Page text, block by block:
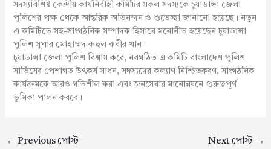
সদস্যবিশিষ্ট কেন্দ্রীয় কার্যনির্বাহী কমিটির সকল সদস্যকে চুয়াডাঙ্গা জেলা
পুলিশের পক্ষ থেকে আন্তরিক অভিনন্দন ও শুভেচ্ছা জানানো হয়েছে। নতুন
এ কমিটিতে সহ-সাংগঠনিক সম্পাদক হিসাবে মনোনীত হয়েছেন চুয়াডাঙ্গা
পুলিশ সুপার মোহাম্মদ রুহুল কবীর খান।
চুয়াডাঙ্গা জেলা পুলিশ বিশ্বাস করে, নবগঠিত এ কমিটি বাংলাদেশ পুলিশ
সার্ভিসের পেশাগত উৎকর্ষ সাধন, সদস্যদের কল্যাণ নিশ্চিতকরণ, সাংগঠনিক
কার্যক্রমকে আরও গতিশীল করা এবং জনসেবার মানোন্নয়নে গুরুত্বপূর্ণ
ভূমিকা পালন করবে।
← Previous পোস্ট Next পোস্ট →